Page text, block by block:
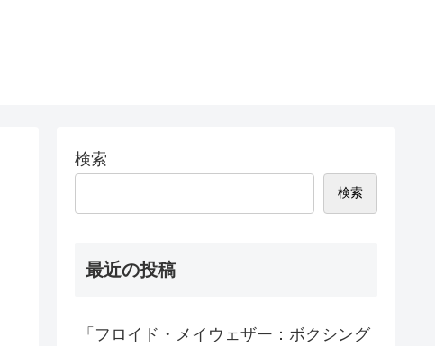
検索
検索
最近の投稿
「フロイド・メイウェザー：ボクシング